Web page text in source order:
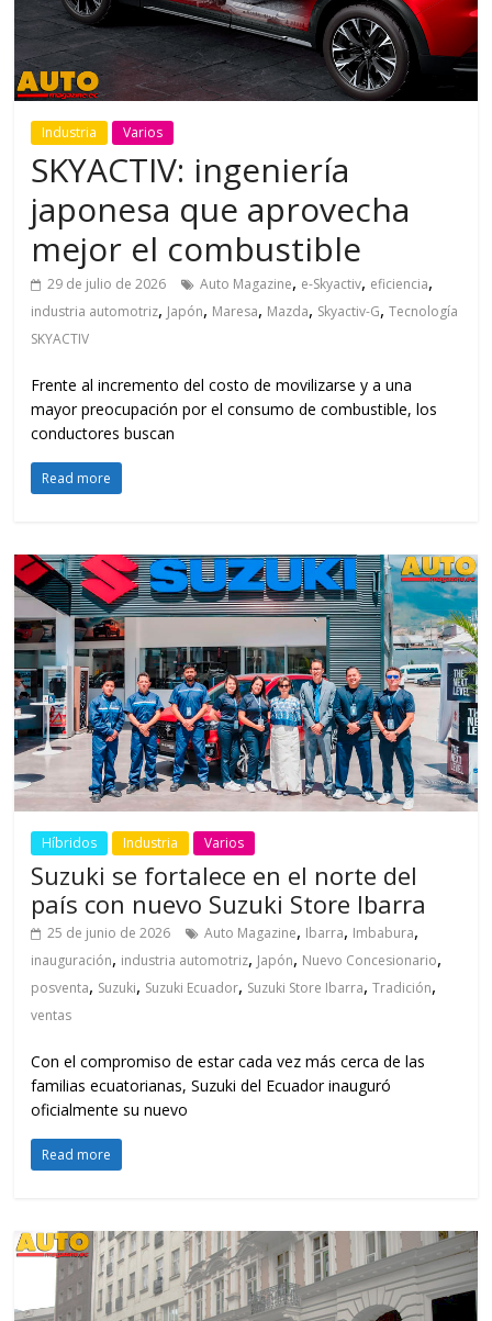
Industria Varios
SKYACTIV: ingeniería
japonesa que aprovecha
mejor el combustible
29 de julio de 2026 Auto Magazine, e-Skyactiv, eficiencia,
industria automotriz, Japón, Maresa, Mazda, Skyactiv-G,Tecnología
SKYACTIV
Frente al incremento del costo de movilizarse y a una
mayor preocupación por el consumo de combustible, los
conductores buscan
Read more
Híbridos Industria Varios
Suzuki se fortalece en el norte del
país con nuevo Suzuki Store Ibarra
25 de junio de 2026 Auto Magazine, Ibarra, Imbabura,
inauguración, industria automotriz, Japón, Nuevo Concesionario,
posventa, Suzuki, Suzuki Ecuador, Suzuki Store Ibarra,Tradición,
ventas
Con el compromiso de estar cada vez más cerca de las
familias ecuatorianas, Suzuki del Ecuador inauguró
oficialmente su nuevo
Read more